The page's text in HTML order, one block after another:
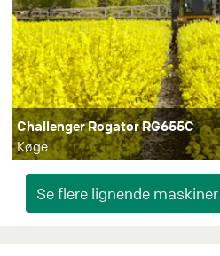
Challenger Rogator RG655C
Køge